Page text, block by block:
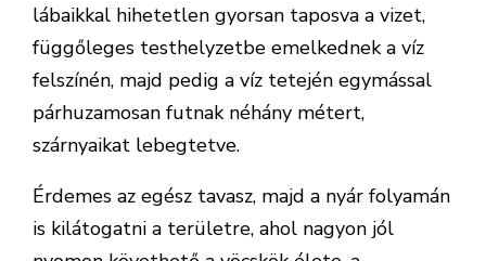
lábaikkal hihetetlen gyorsan taposva a vizet,
függőleges testhelyzetbe emelkednek a víz
felszínén, majd pedig a víz tetején egymással
párhuzamosan futnak néhány métert,
szárnyaikat lebegtetve.
Érdemes az egész tavasz, majd a nyár folyamán
is kilátogatni a területre, ahol nagyon jól